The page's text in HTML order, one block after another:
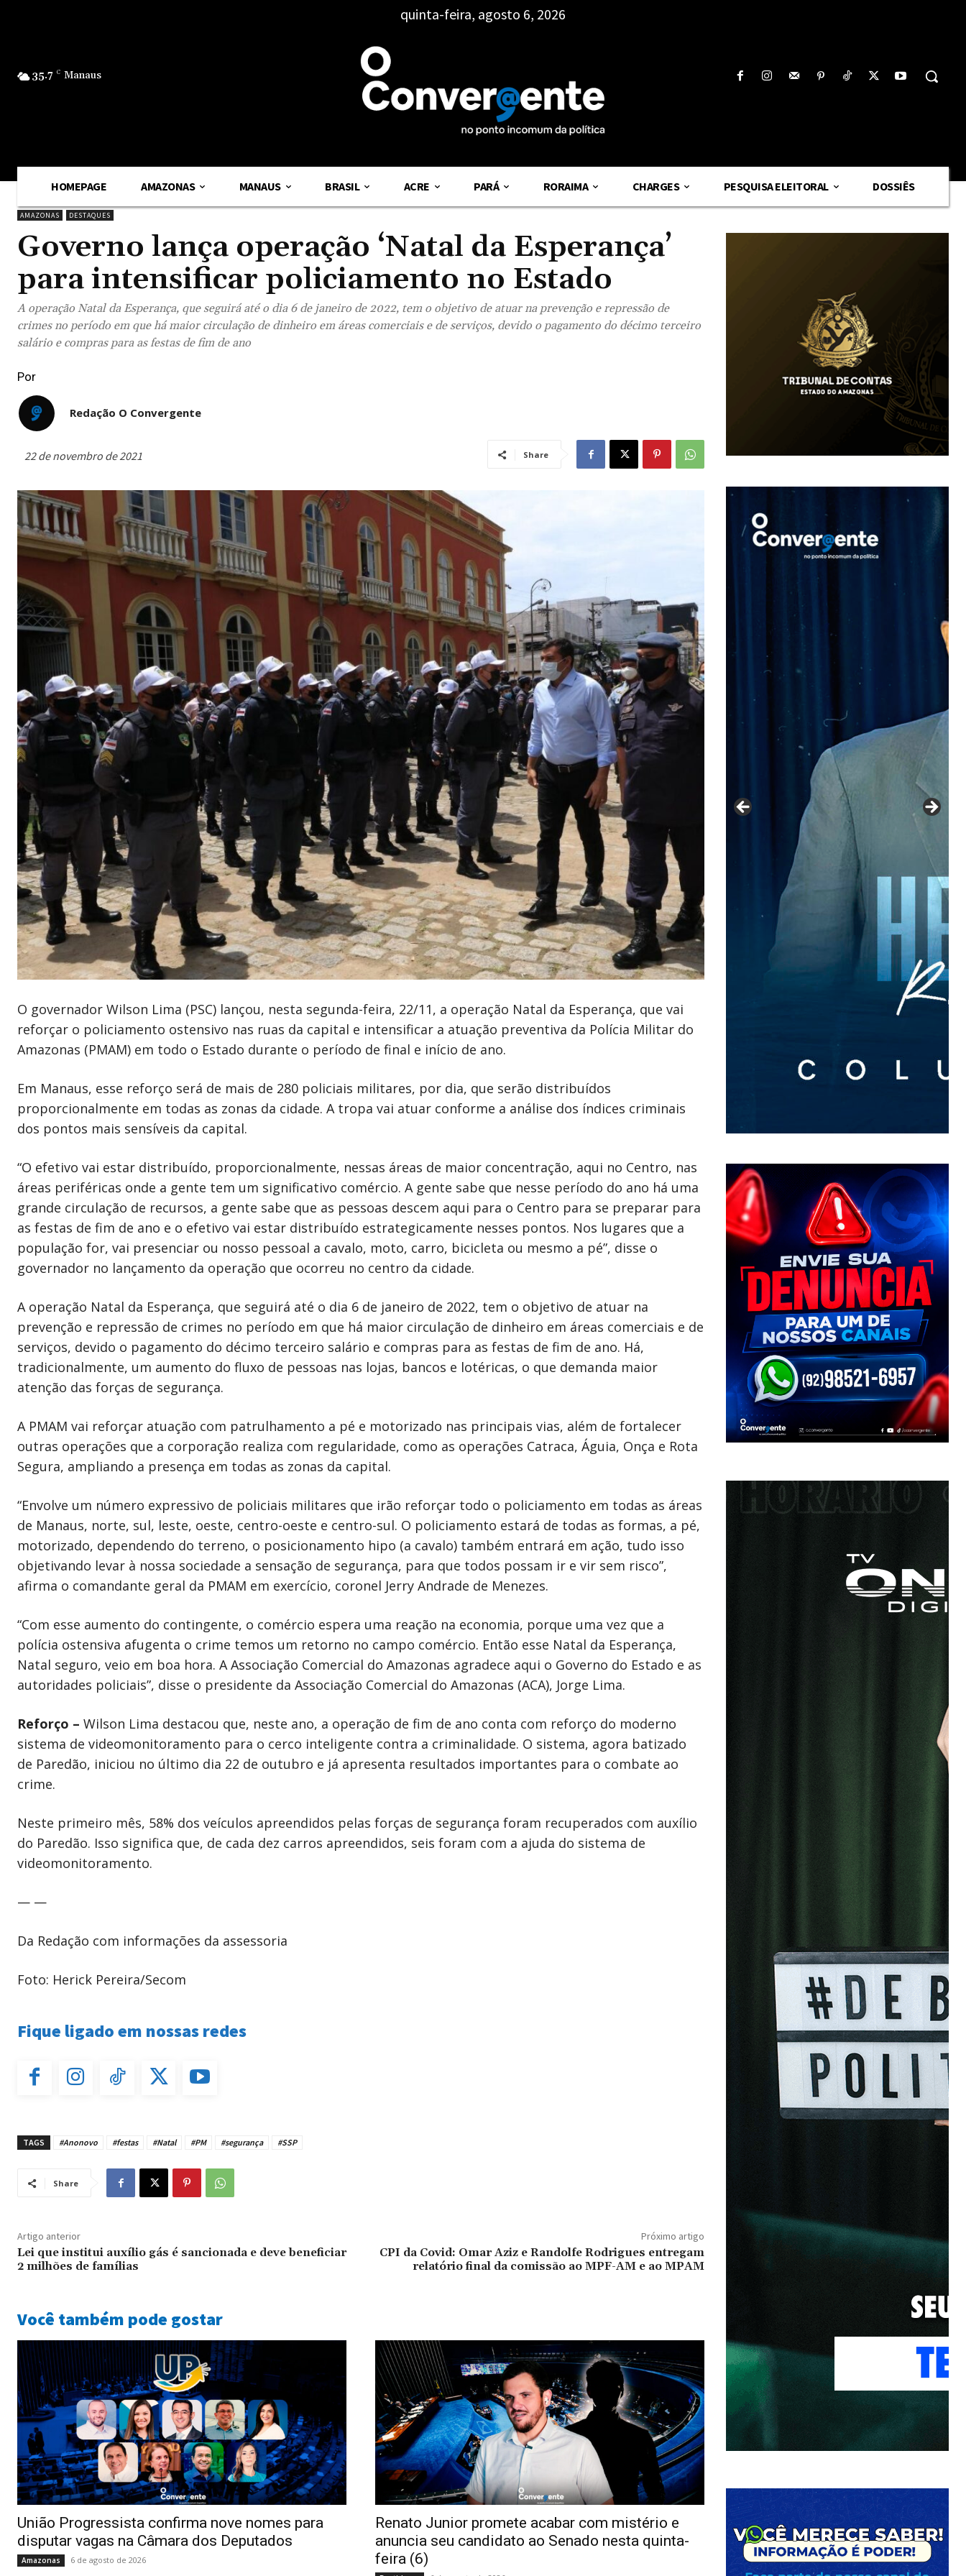
35.7 C Manaus
quinta-feira, agosto 6, 2026
HOMEPAGE AMAZONAS MANAUS BRASIL ACRE PARÁ RORAIMA CHARGES PESQUISA ELEITORAL DOSSIÊS
AMAZONAS DESTAQUES
Governo lança operação ‘Natal da Esperança’
para intensificar policiamento no Estado
A operação Natal da Esperança, que seguirá até o dia 6 de janeiro de 2022, tem o objetivo de atuar na prevenção e repressão de
crimes no período em que há maior circulação de dinheiro em áreas comerciais e de serviços, devido o pagamento do décimo terceiro
salário e compras para as festas de fim de ano
Por
Redação O Convergente
22 de novembro de 2021 Share
O governador Wilson Lima (PSC) lançou, nesta segunda-feira, 22/11, a operação Natal da Esperança, que vai
reforçar o policiamento ostensivo nas ruas da capital e intensificar a atuação preventiva da Polícia Militar do
Amazonas (PMAM) em todo o Estado durante o período de final e início de ano.
Em Manaus, esse reforço será de mais de 280 policiais militares, por dia, que serão distribuídos
proporcionalmente em todas as zonas da cidade. A tropa vai atuar conforme a análise dos índices criminais
dos pontos mais sensíveis da capital.
“O efetivo vai estar distribuído, proporcionalmente, nessas áreas de maior concentração, aqui no Centro, nas
áreas periféricas onde a gente tem um significativo comércio. A gente sabe que nesse período do ano há uma
grande circulação de recursos, a gente sabe que as pessoas descem aqui para o Centro para se preparar para
as festas de fim de ano e o efetivo vai estar distribuído estrategicamente nesses pontos. Nos lugares que a
população for, vai presenciar ou nosso pessoal a cavalo, moto, carro, bicicleta ou mesmo a pé”, disse o
governador no lançamento da operação que ocorreu no centro da cidade.
A operação Natal da Esperança, que seguirá até o dia 6 de janeiro de 2022, tem o objetivo de atuar na
prevenção e repressão de crimes no período em que há maior circulação de dinheiro em áreas comerciais e de
serviços, devido o pagamento do décimo terceiro salário e compras para as festas de fim de ano. Há,
tradicionalmente, um aumento do fluxo de pessoas nas lojas, bancos e lotéricas, o que demanda maior
atenção das forças de segurança.
A PMAM vai reforçar atuação com patrulhamento a pé e motorizado nas principais vias, além de fortalecer
outras operações que a corporação realiza com regularidade, como as operações Catraca, Águia, Onça e Rota
Segura, ampliando a presença em todas as zonas da capital.
“Envolve um número expressivo de policiais militares que irão reforçar todo o policiamento em todas as áreas
de Manaus, norte, sul, leste, oeste, centro-oeste e centro-sul. O policiamento estará de todas as formas, a pé,
motorizado, dependendo do terreno, o posicionamento hipo (a cavalo) também entrará em ação, tudo isso
objetivando levar à nossa sociedade a sensação de segurança, para que todos possam ir e vir sem risco”,
afirma o comandante geral da PMAM em exercício, coronel Jerry Andrade de Menezes.
“Com esse aumento do contingente, o comércio espera uma reação na economia, porque uma vez que a
polícia ostensiva afugenta o crime temos um retorno no campo comércio. Então esse Natal da Esperança,
Natal seguro, veio em boa hora. A Associação Comercial do Amazonas agradece aqui o Governo do Estado e as
autoridades policiais”, disse o presidente da Associação Comercial do Amazonas (ACA), Jorge Lima.
Reforço – Wilson Lima destacou que, neste ano, a operação de fim de ano conta com reforço do moderno
sistema de videomonitoramento para o cerco inteligente contra a criminalidade. O sistema, agora batizado
de Paredão, iniciou no último dia 22 de outubro e já apresenta resultados importantes para o combate ao
crime.
Neste primeiro mês, 58% dos veículos apreendidos pelas forças de segurança foram recuperados com auxílio
do Paredão. Isso significa que, de cada dez carros apreendidos, seis foram com a ajuda do sistema de
videomonitoramento.
— —
Da Redação com informações da assessoria
Foto: Herick Pereira/Secom
Fique ligado em nossas redes
TAGS #Anonovo #festas #Natal #PM #segurança #SSP
Share
Artigo anterior
Lei que institui auxílio gás é sancionada e deve beneficiar
2 milhões de famílias
Próximo artigo
CPI da Covid: Omar Aziz e Randolfe Rodrigues entregam
relatório final da comissão ao MPF-AM e ao MPAM
Você também pode gostar
União Progressista confirma nove nomes para
disputar vagas na Câmara dos Deputados
Amazonas 6 de agosto de 2026
Renato Junior promete acabar com mistério e
anuncia seu candidato ao Senado nesta quinta-
feira (6)